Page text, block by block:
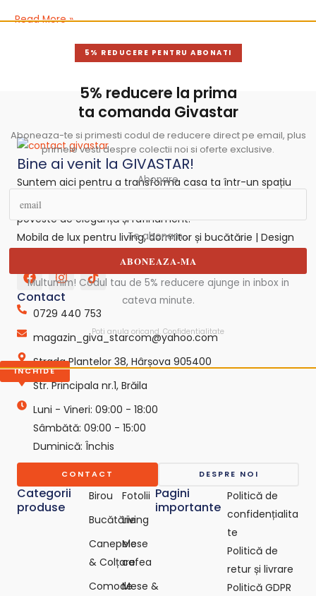
Read More »
Bine ai venit la GIVASTAR!
Suntem aici pentru a transforma casa ta într-un spațiu
confortabil și sofisticat. Fiecare cameră devine o
poveste de eleganță și rafinament.
Mobila de lux pentru living, dormitor și bucătărie | Design
F
a
c
e
b
o
o
k
I
n
s
t
a
g
r
a
m
T
i
t
o
k
-
s
v
g
e
p
o
-
c
o
m
Categorii
produse
Birou
Bucătărie
Canepele
& Colțare
Comode
Fotolii
Living
Mese
cafea
Mese &
Pagini
importante
Politică de
confidențialita
te
Politică de
retur și livrare
Politică GDPR
Contact
0729 440 753
magazin_giva_starcom@yahoo.com
Strada Plantelor 38, Hârșova 905400
Str. Principala nr.1, Brăila
Luni - Vineri: 09:00 - 18:00
Sâmbătă: 09:00 - 15:00
Duminică: Închis
CONTACT DESPRE NOI
5% REDUCERE PENTRU ABONATI
5% reducere la prima
ta comanda Givastar
Aboneaza-te si primesti codul de reducere direct pe email, plus
primele vesti despre colectii noi si oferte exclusive.
Abonare
Te abonam...
ABONEAZA-MA
Multumim! Codul tau de 5% reducere ajunge in inbox in
cateva minute.
Poti anula oricand. Confidentialitate
INCHIDE